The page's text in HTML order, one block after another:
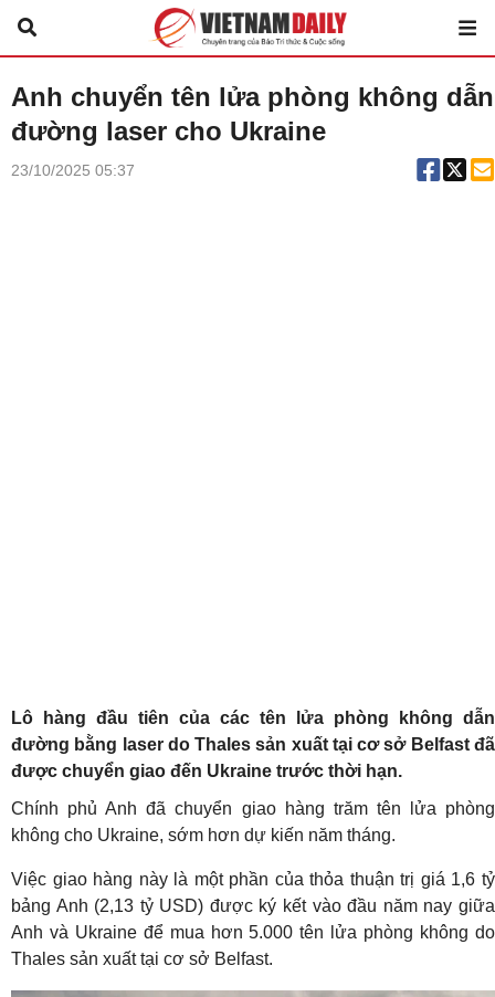
Anh chuyển tên lửa phòng không dẫn
đường laser cho Ukraine
23/10/2025 05:37
Lô hàng đầu tiên của các tên lửa phòng không dẫn
đường bằng laser do Thales sản xuất tại cơ sở Belfast đã
được chuyển giao đến Ukraine trước thời hạn.
Chính phủ Anh đã chuyển giao hàng trăm tên lửa phòng
không cho Ukraine, sớm hơn dự kiến ​​năm tháng.
Việc giao hàng này là một phần của thỏa thuận trị giá 1,6 tỷ
bảng Anh (2,13 tỷ USD) được ký kết vào đầu năm nay giữa
Anh và Ukraine để mua hơn 5.000 tên lửa phòng không do
Thales sản xuất tại cơ sở Belfast.